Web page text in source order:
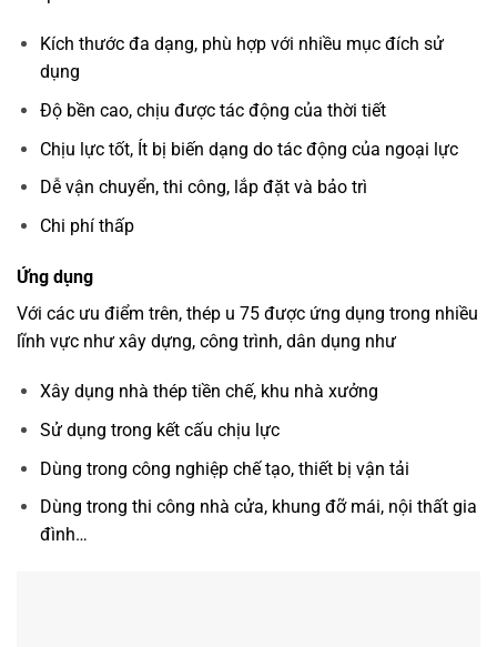
Kích thước đa dạng, phù hợp với nhiều mục đích sử
dụng
Độ bền cao, chịu được tác động của thời tiết
Chịu lực tốt, Ít bị biến dạng do tác động của ngoại lực
Dễ vận chuyển, thi công, lắp đặt và bảo trì
Chi phí thấp
Ứng dụng
Với các ưu điểm trên, thép u 75 được ứng dụng trong nhiều
lĩnh vực như xây dựng, công trình, dân dụng như
Xây dụng nhà thép tiền chế, khu nhà xưởng
Sử dụng trong kết cấu chịu lực
Dùng trong công nghiệp chế tạo, thiết bị vận tải
Dùng trong thi công nhà cửa, khung đỡ mái, nội thất gia
đình…